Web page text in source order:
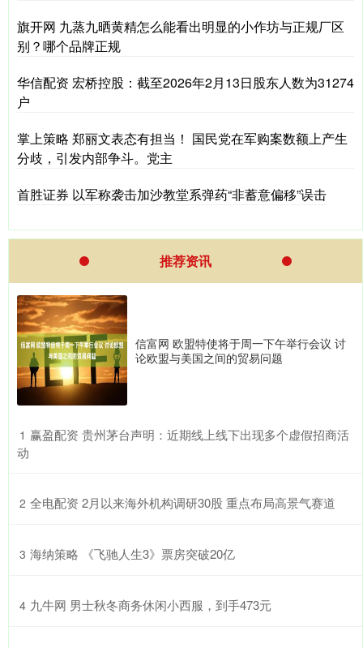
旗开网 九蒸九晒黄精怎么能看出明显的小作坊与正规厂区
别？哪个品牌正规
华信配资 宏桥控股：截至2026年2月13日股东人数为31274
户
掌上策略 郑丽文表态有担当！ 国民党在军购案数额上产生
分歧，引发内部争斗。党主
首胜证券 以军称袭击加沙教堂系弹药“非蓄意偏移”误击
推荐资讯
信富网 欧盟特使将于周一下午举行会议 讨
论欧盟与美国之间的贸易问题
1 ​赢盈配资 贵州茅台声明：近期线上线下出现多个虚假招商活
动
2 ​全电配资 2月以来海外机构调研30股 重点布局高景气赛道
3 ​海纳策略 《飞驰人生3》票房突破20亿
4 ​九牛网 男士秋冬商务休闲小西服，到手473元